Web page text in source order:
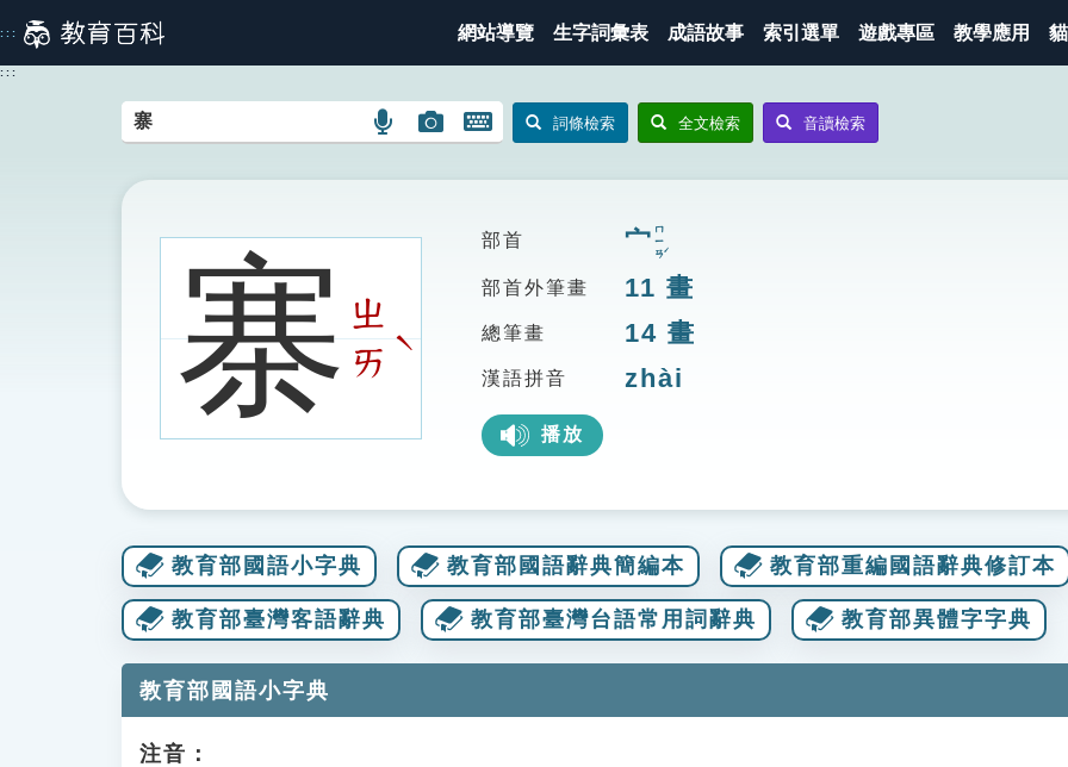
到
主
::: 網站導覽 生字詞彙表 成語故事 索引選單 遊戲專區 教學應用
:::
語
搜
圖
圖
搜
開
鍵
圖
詞條檢索 全文檢索 音讀檢索
寨ㄓ
ㄞ
ˋ
部首 宀ㄇㄧㄢˊ
部首外筆畫 11 畫
總筆畫 14 畫
漢語拼音 zhài
播放
教育部國語小字典 教育部國語辭典簡編本 教育部重編國語辭典修訂本
教育部臺灣客語辭典 教育部臺灣台語常用詞辭典 教育部異體字字典
教育部國語小字典
注音：